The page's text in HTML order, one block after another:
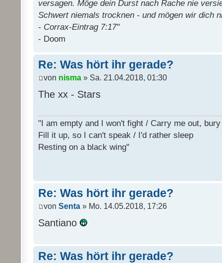
versagen. Möge dein Durst nach Rache nie
Schwert niemals trocknen - und mögen wir dich
- Corrax-Eintrag 7:17"
- Doom
Re: Was hört ihr gerade?
von nisma » Sa. 21.04.2018, 01:30
The xx - Stars
"I am empty and I won't fight / Carry me out,
Fill it up, so I can't speak / I'd rather sleep
Resting on a black wing"
Re: Was hört ihr gerade?
von Senta » Mo. 14.05.2018, 17:26
Santiano
Re: Was hört ihr gerade?